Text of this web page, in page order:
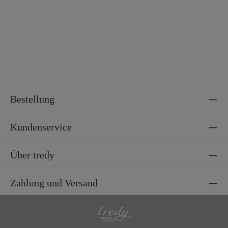
Bestellung
Kundenservice
Über tredy
Zahlung und Versand